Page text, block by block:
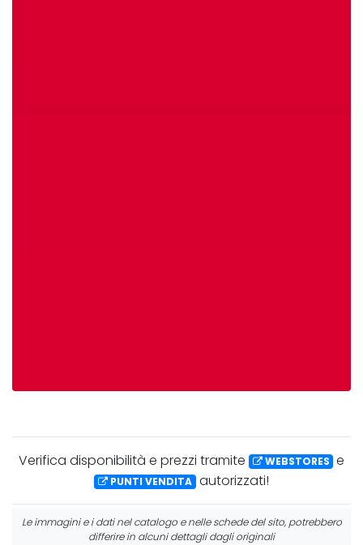
Verifica disponibilità e prezzi tramite WEBSTORES e
PUNTI VENDITA autorizzati!
Le immagini e i dati nel catalogo e nelle schede del sito, potrebbero
differire in alcuni dettagli dagli originali